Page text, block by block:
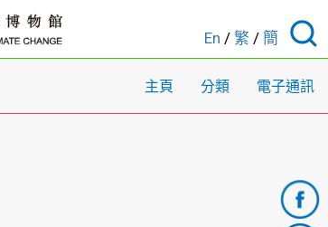
En / 繁 / 簡
主頁 分類 電子通訊